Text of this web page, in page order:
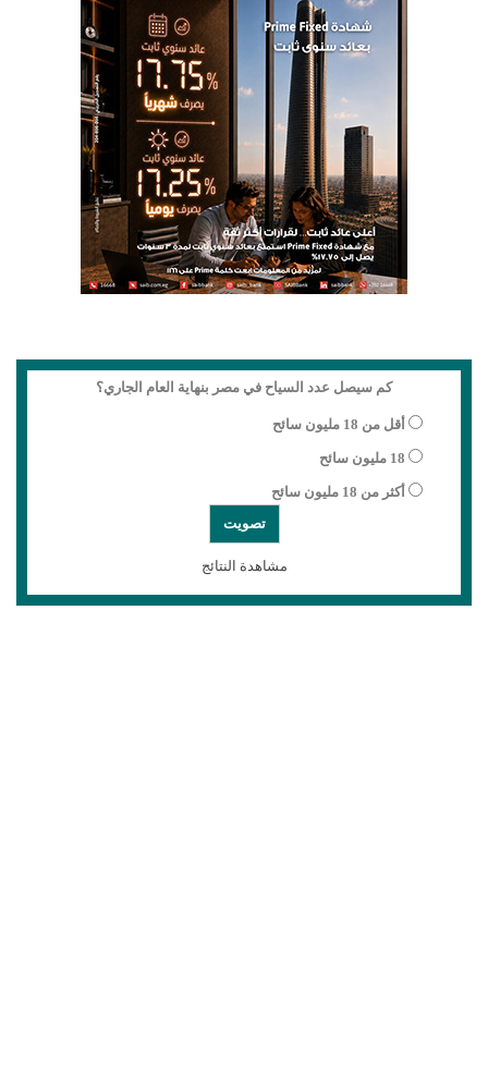
كم سيصل عدد السياح في مصر بنهاية العام الجاري؟
أقل من 18 مليون سائح
18 مليون سائح
أكثر من 18 مليون سائح
مشاهدة النتائج